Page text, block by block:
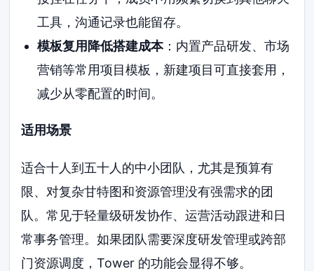
工具，沟通记录也能留存。
模板复用降低搭建成本：内置产品研发、市场
营销等常用项目模板，新建项目可直接套用，
减少从零配置的时间。
适用场景
适合十人到五十人的中小团队，尤其是预算有
限、对复杂甘特图和资源管理没有强需求的团
队。常见于轻量级研发协作、运营活动跟进和日
常事务管理。如果团队需要深度研发管理或跨部
门资源调度，Tower 的功能会显得不够。